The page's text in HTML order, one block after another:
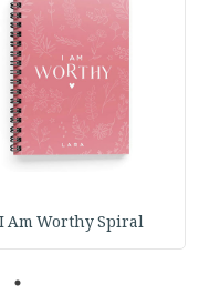
I Am Worthy Spiral
1